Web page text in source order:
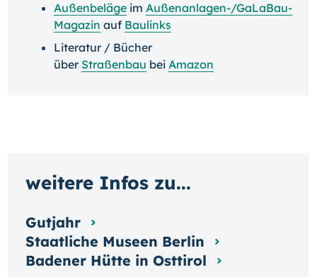
Außenbeläge im Außenanlagen-/GaLaBau-
Magazin auf Baulinks
Literatur / Bücher
über Straßenbau bei Amazon
weitere Infos zu...
Gutjahr
Staatliche Museen Berlin
Badener Hütte in Osttirol